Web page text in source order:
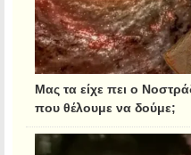
Μας τα είχε πει ο
που θέλουμε να δούμε;